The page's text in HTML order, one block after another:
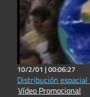
10/2/01 |00:06:27
Distribución
Vídeo Promocional